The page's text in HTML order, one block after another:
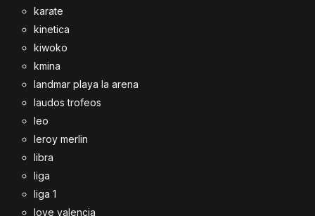
karate
kinetica
kiwoko
kmina
landmar playa la arena
laudos trofeos
leo
leroy merlin
libra
liga
liga 1
love valencia